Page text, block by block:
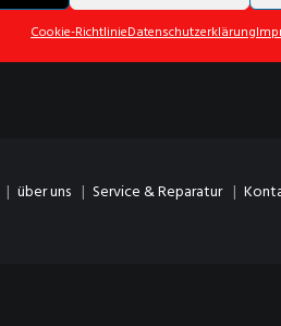
Cookie-RichtlinieDatenschutzerklärung
über uns Service & Reparatur